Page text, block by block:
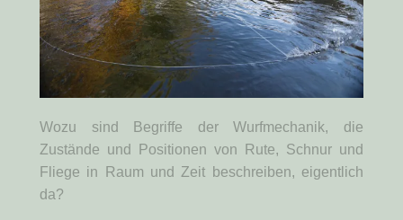
Wozu sind Begriffe der Wurfmechanik, die
Zustände und Positionen von Rute, Schnur und
Fliege in Raum und Zeit beschreiben, eigentlich
da?